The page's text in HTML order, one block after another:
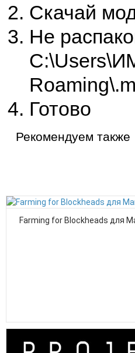
Скачай
Не
Готово
Рекомендуем также
Farming for Blockheads для